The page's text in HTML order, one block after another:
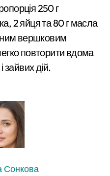
250 г
2 яйця та 80 г масла
вершковим
повторити вдома
зайвих дій.
Сонкова